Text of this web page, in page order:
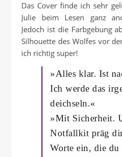
Das Cover finde ich sehr
Julie beim Lesen ganz
Jedoch ist die Farbgebung
Silhouette des Wolfes vor
ich richtig super!
»Alles klar. Ist
Ich werde das
deichseln.«
»Mit Sicherheit.
Notfallkit präg
Worte ein, die du